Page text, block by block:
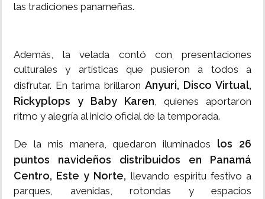
las tradiciones panameñas.
Además, la velada contó con presentaciones
culturales y artísticas que pusieron a todos a
disfrutar. En tarima brillaron Anyuri, Disco Virtual,
Rickyplops y Baby Karen, quienes aportaron
ritmo y alegría al inicio oficial de la temporada.
De la mis manera, quedaron iluminados los 26
puntos navideños distribuidos en Panamá
Centro, Este y Norte, llevando espíritu festivo a
parques, avenidas, rotondas y espacios